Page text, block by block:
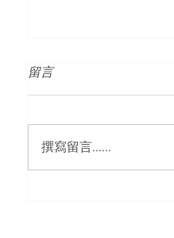
留言
撰寫留言......